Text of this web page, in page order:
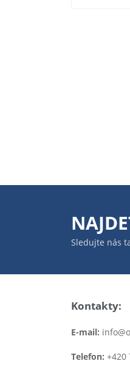
Sledujte nás
Kontakty:
E-mail:
Telefon: +420